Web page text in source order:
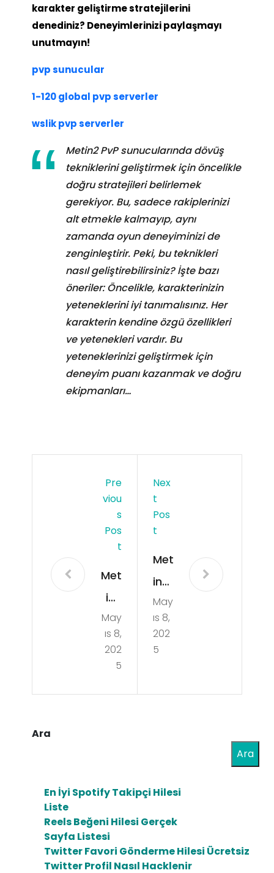
karakter geliştirme stratejilerini
denediniz? Deneyimlerinizi paylaşmayı
unutmayın!
pvp sunucular
1-120 global pvp serverler
wslik pvp serverler
Metin2 PvP sunucularında dövüş
tekniklerini geliştirmek için öncelikle
doğru stratejileri belirlemek
gerekiyor. Bu, sadece rakiplerinizi
alt etmekle kalmayıp, aynı
zamanda oyun deneyiminizi de
zenginleştirir. Peki, bu teknikleri
nasıl geliştirebilirsiniz? İşte bazı
öneriler: Öncelikle, karakterinizin
yeteneklerini iyi tanımalısınız. Her
karakterin kendine özgü özellikleri
ve yetenekleri vardır. Bu
yeteneklerinizi geliştirmek için
deneyim puanı kazanmak ve doğru
ekipmanları…
Pre
Viou
S
Pos
T
Met
in2
PVP
Ser
ver
a
Kaz
an
ma
May
ıs 8,
202
5
Nex
T
Pos
T
Met
in2
Pvp
Ser
ver
Büy
Sav
aş
May
ıs 8,
202
5
Ara
Ara
En İyi Spotify Takipçi Hilesi
Liste
Reels Beğeni Hilesi Gerçek
Sayfa Listesi
Twitter Favori Gönderme Hilesi Ücretsiz
Twitter Profil Nasıl Hacklenir